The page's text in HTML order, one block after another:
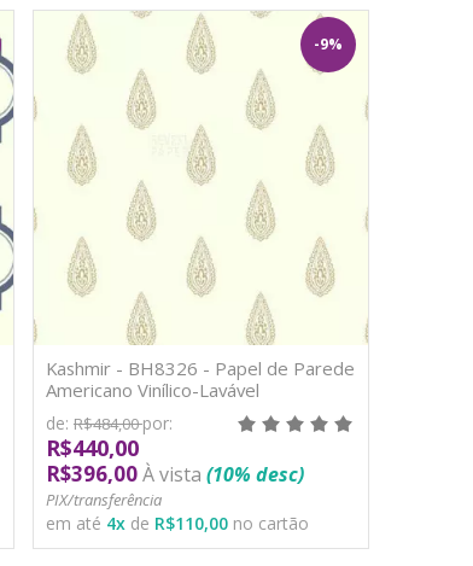
-9%
Kashmir - BH8326 - Papel de Parede
Americano Vinílico-Lavável
de: R$484,00por:
R$440,00
R$396,00À vista (10% desc)
PIX/transferência
em até 4xde R$110,00no cartão